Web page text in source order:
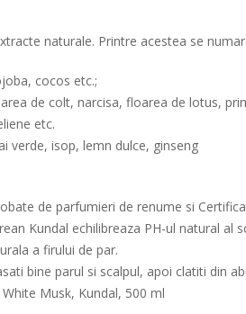
naturale. Printre acestea se
cocos etc.;
de colt, narcisa, floarea de lotus,
etc.
verde, isop, lemn dulce, ginseng
de parfumieri de renume si
Kundal echilibreaza PH-ul natural al
a firului de par.
bine parul si scalpul, apoi clatiti din
Musk, Kundal, 500 ml